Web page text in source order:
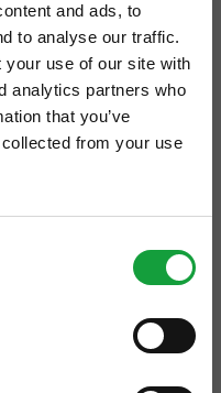
and ads, to
to analyse our traffic.
your use of our site with
analytics partners who
that you’ve
from your use
la Trattoria La
(dal 1973 al
e a tutta l’Italia
Simpatizzanti
notarile a Figino
del Balé, da sette
novita nel campo